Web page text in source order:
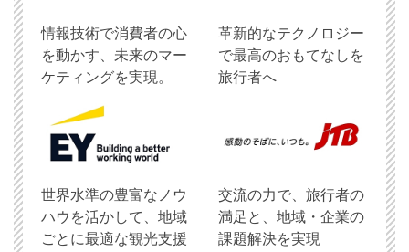
情報技術で消費者の心
を動かす、未来のマー
ケティングを実現。
革新的なテクノロジー
で最高のおもてなしを
旅行者へ
世界水準の豊富なノウ
ハウを活かして、地域
ごとに最適な観光支援
交流の力で、旅行者の
満足と、地域・企業の
課題解決を実現